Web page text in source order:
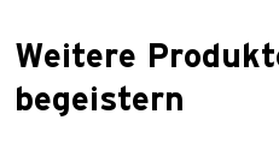
Weitere
begeistern